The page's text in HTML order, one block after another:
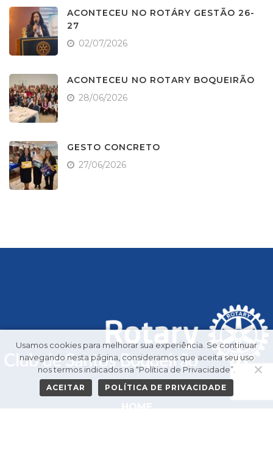
ACONTECEU NO ROTÁRY GESTÃO 26-
27
02/07/2026
ACONTECEU NO ROTARY BOQUEIRÃO
28/06/2026
GESTO CONCRETO
27/06/2026
Usamos cookies para melhorar sua experiência. Se continuar
navegando nesta página, consideramos que aceita seu uso
nos termos indicados na “Política de Privacidade”.
ACEITAR POLÍTICA DE PRIVACIDADE